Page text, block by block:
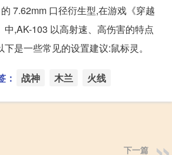
7.62mm 口径衍生型,在游戏《穿越
中,AK-103 以高射速、高伤害的特点
是一些常见的设置建议:鼠标灵。
： 战神 木兰 火线
下一篇